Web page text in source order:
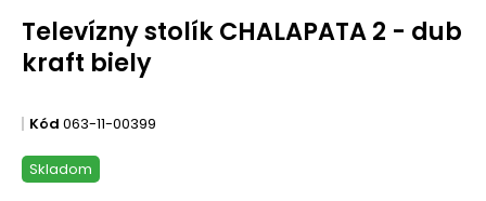
Televízny stolík CHALAPATA 2 - dub
kraft biely
Kód 063-11-00399
Skladom